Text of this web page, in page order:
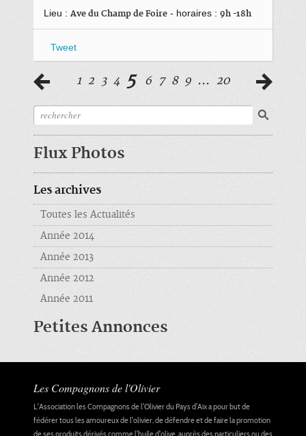
Lieu : Ave du Champ de Foire - horaires : 9h -18h
Tweet
1 2 3 4 5 6 7 8 9 ... 20
Flux Photos
Les archives
Toutes les Actualités
Année 2014
Année 2013
Année 2012
Année 2011
Petites Annonces
Les Compagnons de l'Olivier
L'Association les Compagnons de l'Olivier du Pays d'Aix a pour but de
fédérer tous les amoureux de l'olivier, de défendre et de faire la promotion
de ses produits dérivés comme l'huile d'olive, auprès des particuliers ou des